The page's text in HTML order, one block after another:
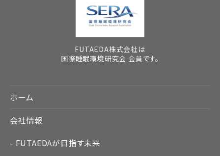
FUTAEDA株式会社は
国際睡眠環境研究会 会員です。
ホーム
会社情報
FUTAEDAが目指す未来